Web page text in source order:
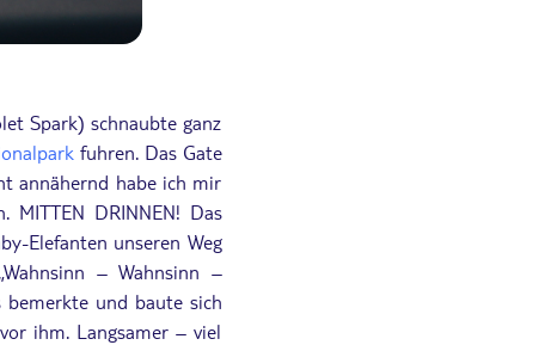
Spark) schnaubte ganz
fuhren. Das Gate
annähernd habe ich mir
DRINNEN! Das
Elefanten unseren Weg
– Wahnsinn –
bemerkte und baute sich
ihm. Langsamer – viel